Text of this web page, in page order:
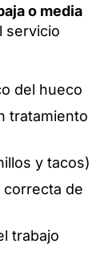
o media
servicio
del hueco
tratamiento
y tacos)
correcta de
trabajo